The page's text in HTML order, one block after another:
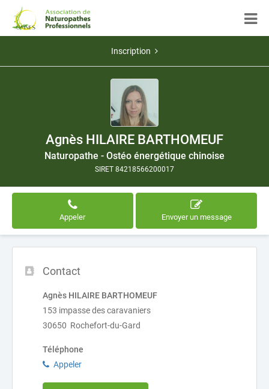
Inscription
Agnès HILAIRE BARTHOMEUF
Naturopathe - Ostéo énergétique chinoise
SIRET 84218566200017
Appeler Envoyer un message
Contact
Agnès HILAIRE BARTHOMEUF
153 impasse des caravaniers
30650 Rochefort-du-Gard
Téléphone
Appeler